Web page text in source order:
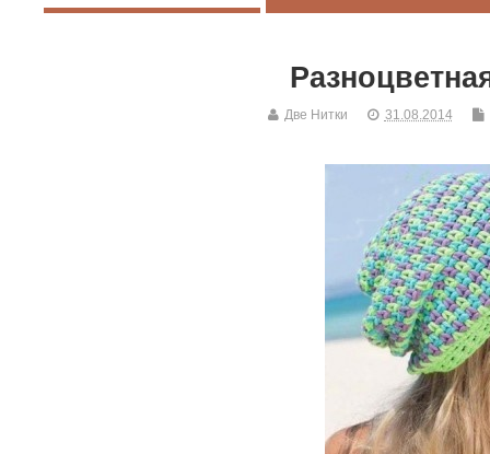
Две Нитки 31.08.2014